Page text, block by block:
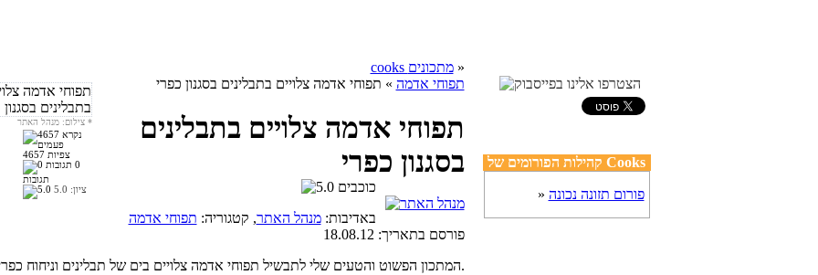
צילום: מנהל האתר *
4657 צפיות
0
תגובות
ציון: 5.0
cooks מתכונים»
תפוחי אדמה » תפוחי אדמה צלויים בתבלינים בסגנון כפרי
תפוחי אדמה צלויים בתבלינים
בסגנון כפרי
באדיבות:מנהל האתר, קטגוריה: תפוחי אדמה
פורסם בתאריך:18.08.12
המתכון הפשוט והטעים שלי לתבשיל תפוחי אדמה צלויים בים של תבלינים וניחוח כפרי.
קהילות הפורומים של Cooks
» פורום תזונה נכונה